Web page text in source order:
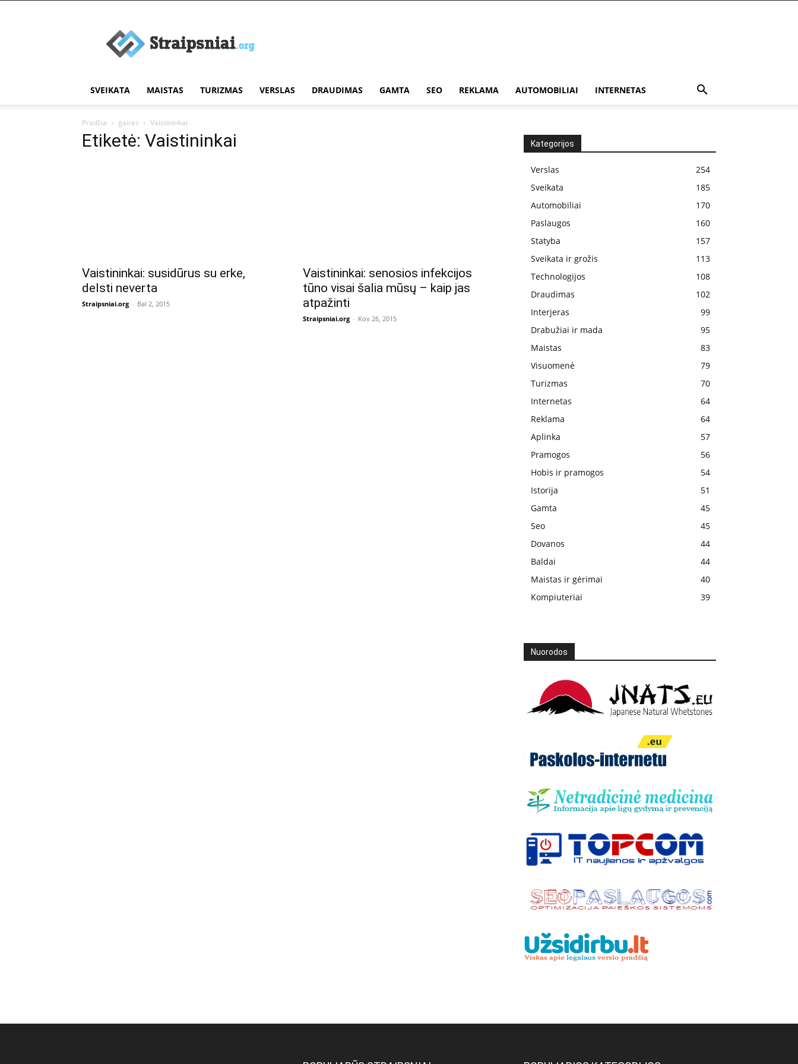
straipsniai
SVEIKATA MAISTAS TURIZMAS VERSLAS DRAUDIMAS GAMTA SEO REKLAMA AUTOMOBILIAI INTERNETAS
Pradžia gairės Vaistininkai
Etiketė: Vaistininkai
Vaistininkai: susidūrus su erke,
delsti neverta
Straipsniai.org - Bal 2, 2015
Vaistininkai: senosios infekcijos
tūno visai šalia mūsų – kaip jas
atpažinti
Straipsniai.org - Kov 26, 2015
Kategorijos
Verslas
254
Sveikata
185
Automobiliai
170
Paslaugos
160
Statyba
157
Sveikata ir grožis
113
Technologijos
108
Draudimas
102
Interjeras
99
Drabužiai ir mada
95
Maistas
83
Visuomenė
79
Turizmas
70
Internetas
64
Reklama
64
Aplinka
57
Pramogos
56
Hobis ir pramogos
54
Istorija
51
Gamta
45
Seo
45
Dovanos
44
Baldai
44
Maistas ir gėrimai
40
Kompiuteriai
39
Nuorodos